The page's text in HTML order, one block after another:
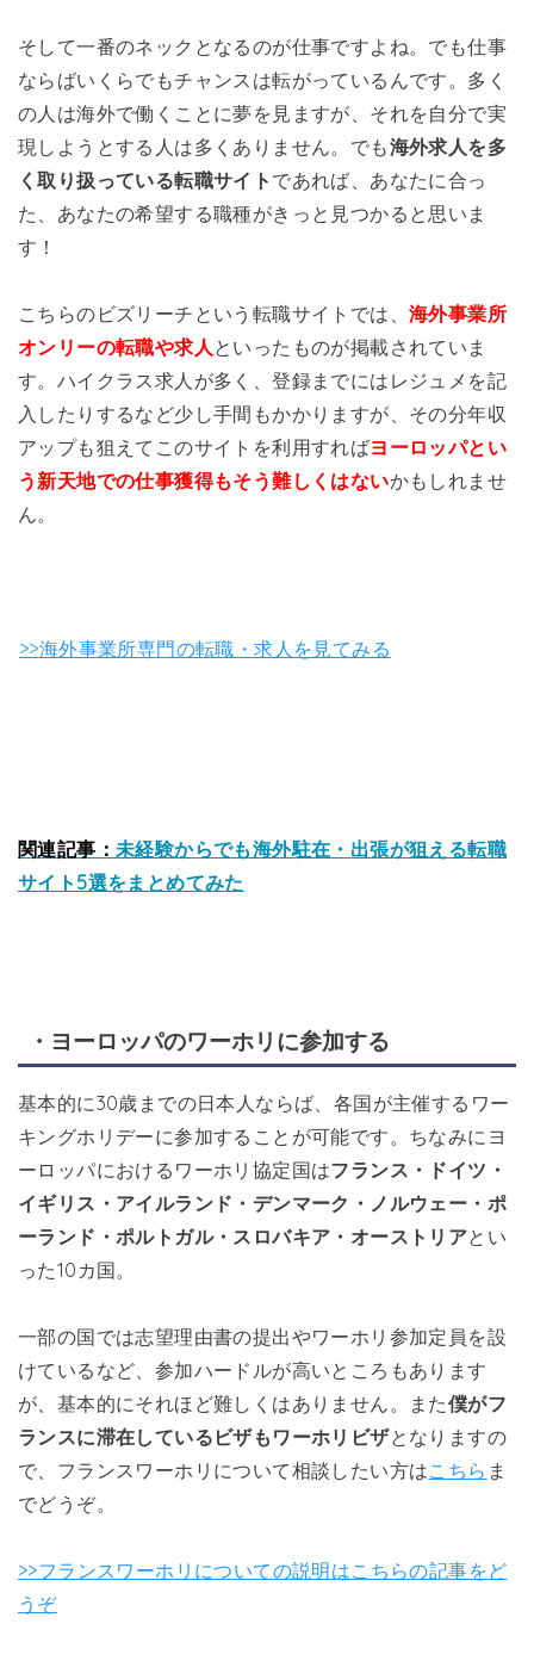
そして一番のネックとなるのが仕事ですよね。でも仕事
ならばいくらでもチャンスは転がっているんです。多く
の人は海外で働くことに夢を見ますが、それを自分で実
現しようとする人は多くありません。でも海外求人を多
く取り扱っている転職サイト であれば、あなたに合っ
た、あなたの希望する職種がきっと見つかると思いま
す！
こちらのビズリーチという転職サイトでは、 海外事業所
オンリーの転職や求人 といったものが掲載されていま
す。ハイクラス求人が多く、登録までにはレジュメを記
入したりするなど少し手間もかかりますが、その分年収
アップも狙えてこのサイトを利用すればヨーロッパとい
う新天地での仕事獲得もそう難しくはないかもしれませ
ん。
>>海外事業所専門の転職・求人を見てみる
関連記事： 未経験からでも海外駐在・出張が狙える転職
サイト5選をまとめてみた
・ヨーロッパのワーホリに参加する
基本的に30歳までの日本人ならば、各国が主催するワー
キングホリデーに参加することが可能です。ちなみにヨ
ーロッパにおけるワーホリ協定国はフランス・ドイツ・
イギリス・アイルランド・デンマーク・ノルウェー・ポ
ーランド・ポルトガル・スロバキア・オーストリアとい
った10カ国。
一部の国では志望理由書の提出やワーホリ参加定員を設
けているなど、参加ハードルが高いところもあります
が、基本的にそれほど難しくはありません。また僕がフ
ランスに滞在しているビザもワーホリビザとなりますの
で、フランスワーホリについて相談したい方はこちら ま
でどうぞ。
>>フランスワーホリについての説明はこちらの記事をど
うぞ